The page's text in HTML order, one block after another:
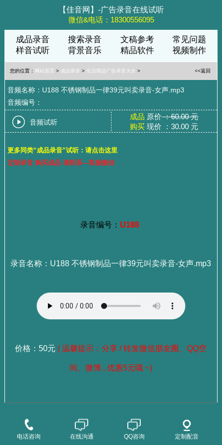
【佳音网】-广告录音在线试听
微信&电话：18300556095
成品录音 搜索录音 文稿参考
常见问题
样音试听
背景音乐 精品软件 视频制作
您的位置： 网站首页 > 成品录音 > 生活用品广告录音大全 > <<返回
音频名称：U188 不锈钢制品一律39元叫卖录音-女声.mp3
音频编号：
音频试听
成品 原价：60.00 元
购买 现价 ：30.00 元
更多同类“成品录音”试听：请点击这里
定制录音 购买成品 请联系—客服微信
录音编号： U188
录音名称：U188 不锈钢制品一律39元叫卖录音-女声.mp3
价格：50元 ( 温馨提示：分享 / 转发微信朋友圈、QQ空
间、微博...优惠5元哦 ~)
选择老师试听 点这里查看>>>
电话咨询 在线沟通 QQ咨询 定制配音